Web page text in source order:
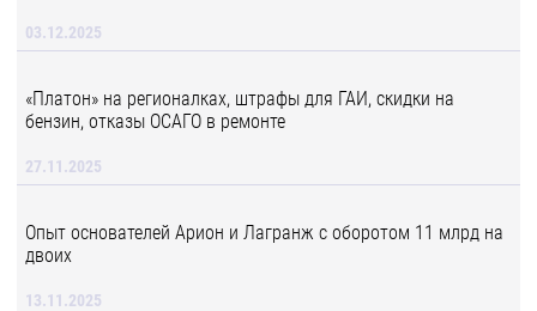
03.12.2025
«Платон» на регионалках, штрафы для ГАИ, скидки на
бензин, отказы ОСАГО в ремонте
27.11.2025
Опыт основателей Арион и Лагранж с оборотом 11 млрд на
двоих
13.11.2025